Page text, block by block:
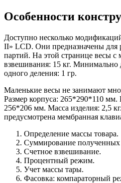
Особенности
Доступно несколько
II» LCD. Они предназначены для
партий. На этой странице весы
взвешивания: 15 кг. Минимально
одного деления: 1 гр.
Маленькие весы не занимают
Размер корпуса: 265*290*110 мм.
256*206 мм. Масса изделия: 2,5
предусмотрена мембранная
Определение массы товара.
Суммирование полученных
Счетное взвешивание.
Процентный режим.
Учет массы тары.
Фасовка: компараторный